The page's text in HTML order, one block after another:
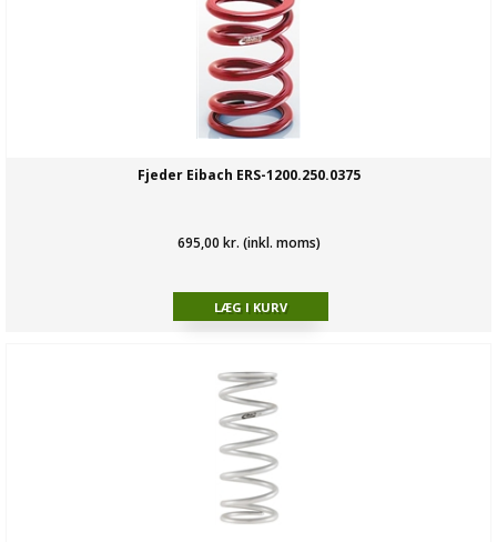
Fjeder Eibach ERS-1200.250.0375
695,00 kr. (inkl. moms)